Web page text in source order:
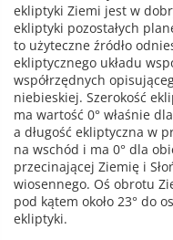
ekliptyki Ziemi jest w
ekliptyki pozostałych
to użyteczne źródło
ekliptycznego układu
współrzędnych
niebieskiej. Szerokość
ma wartość 0° właśnie
a długość ekliptyczna w
na wschód i ma 0° dla
przecinającej Ziemię i
wiosennego. Oś obrotu
pod kątem około 23° do
ekliptyki.